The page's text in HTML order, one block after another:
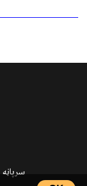
سرپاڼه